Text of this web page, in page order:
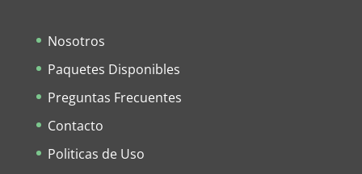
Nosotros
Paquetes Disponibles
Preguntas Frecuentes
Contacto
Politicas de Uso